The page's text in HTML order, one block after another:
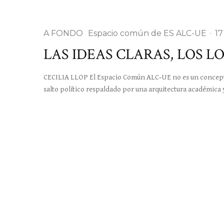
A FONDO Espacio común de ES ALC-UE ·
LAS IDEAS CLARAS, LOS
CECILIA LLOP El Espacio Común ALC‑UE no es un
salto político respaldado por una arquitectura académica